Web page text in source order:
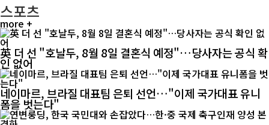
스포츠
more +
英 더 선 "호날두, 8월 8일 결혼식 예정"…당사자는 공식 확
인 없어
네이마르, 브라질 대표팀 은퇴 선언…"이제 국가대표 유니
폼을 벗는다"